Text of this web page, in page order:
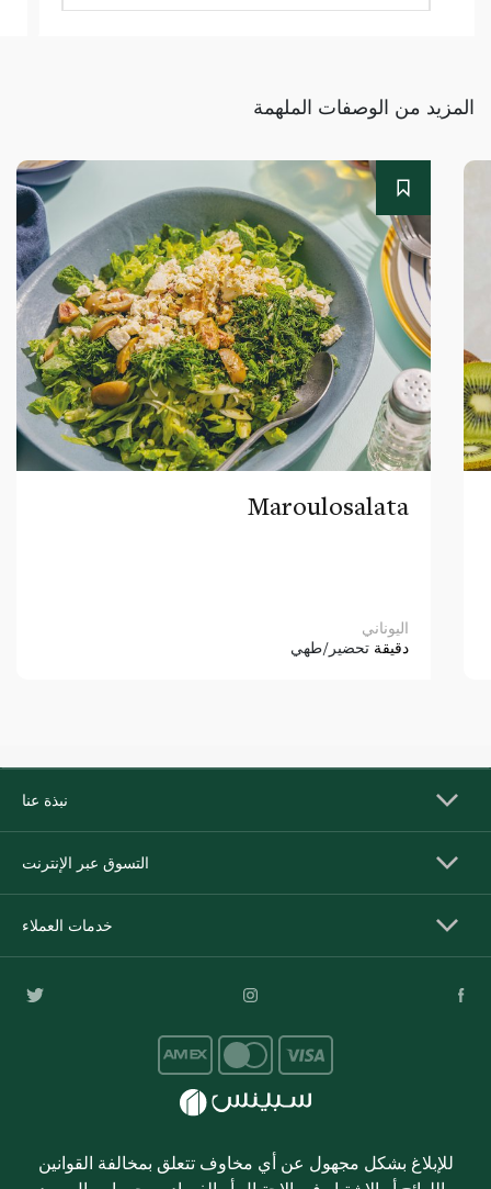
المزيد من الوصفات الملهمة
Maroulosalata
اليوناني
دقيقة تحضير/طهي
نبذة عنا
التسوق عبر الإنترنت
خدمات العملاء
للإبلاغ بشكل مجهول عن أي مخاوف تتعلق بمخالفة القوانين